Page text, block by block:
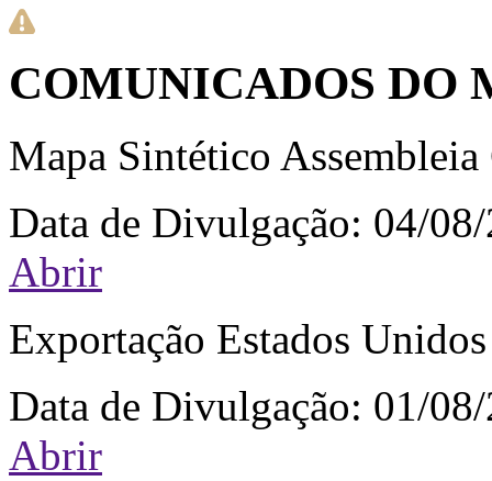
COMUNICADOS DO
Mapa Sintético
Data de Divulgação: 04/
Abrir
Exportação Estados Unidos
Data de Divulgação: 01/
Abrir